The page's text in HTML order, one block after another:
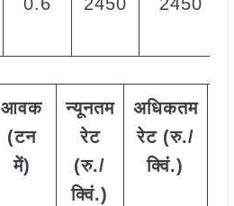
आवक
(टन
में)
न्यूनतम
रेट
(रु./
क्विं.)
अधिकतम
रेट (रु./
क्विं.)